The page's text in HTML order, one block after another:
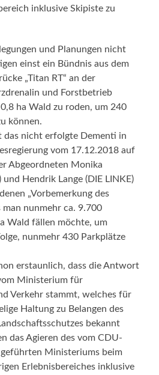
inklusive Skipiste zu
und Planungen nicht
einst ein Bündnis aus dem
„Titan RT“ an der
und Forstbetrieb
ha Wald zu roden, um 240
können.
das nicht erfolgte Dementi in
vom 17.12.2018 auf
Abgeordneten Monika
und Hendrik Lange (DIE LINKE)
„Vorbemerkung des
man nunmehr ca. 9.700
Wald fällen möchte, um
nunmehr 430 Parkplätze
erstaunlich, dass die Antwort
Ministerium für
Verkehr stammt, welches für
Haltung zu Belangen des
bekannt
das Agieren des vom CDU-
Ministeriums beim
Erlebnisbereiches inklusive